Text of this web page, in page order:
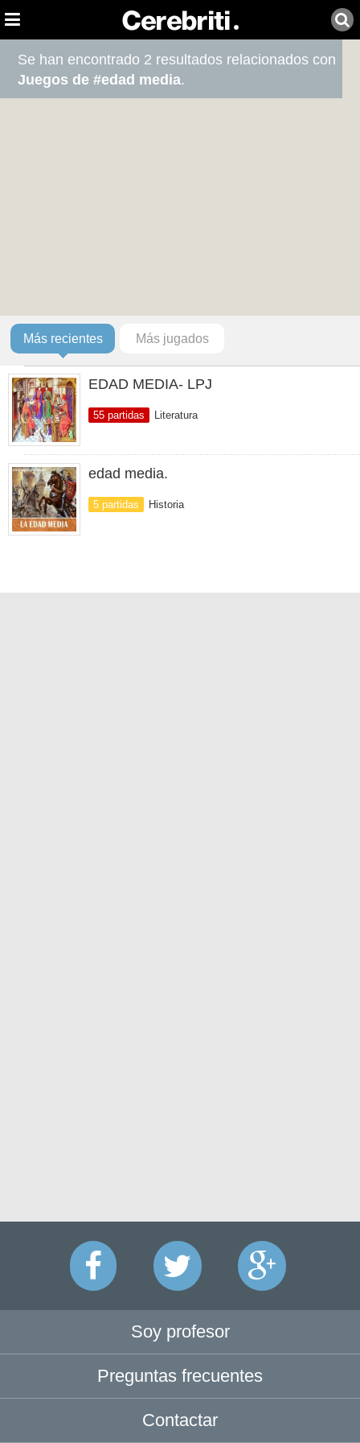
Se han encontrado 2 resultados relacionados con
Juegos de #edad media.
Más recientes Más jugados
EDAD MEDIA- LPJ
55 partidas Literatura
edad media.
5 partidas Historia
Soy profesor
Preguntas frecuentes
Contactar